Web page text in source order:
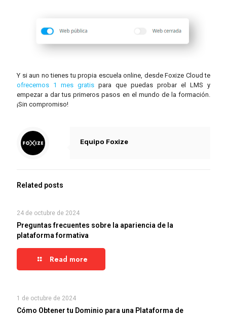
Y si aun no tienes tu propia escuela online, desde Foxize Cloud te
ofrecemos 1 mes gratis para que puedas probar el LMS y
empezar a dar tus primeros pasos en el mundo de la formación.
¡Sin compromiso!
Equipo Foxize
Related posts
24 de octubre de 2024
Preguntas frecuentes sobre la apariencia de la
plataforma formativa
Read more
1 de octubre de 2024
Cómo Obtener tu Dominio para una Plataforma de